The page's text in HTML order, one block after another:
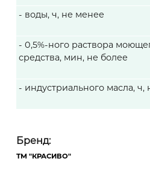
- воды, ч, не менее
- 0,5%-ного раствора
средства, мин, не более
- индустриального масла, ч,
Бренд:
ТМ "КРАСИВО"